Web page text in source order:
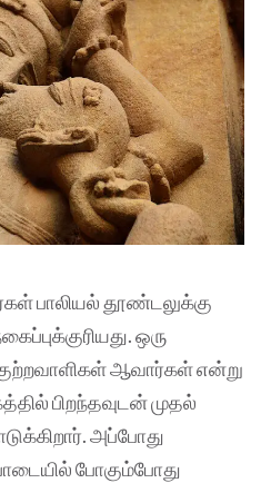
பாலியல் தூண்டலுக்கு
ஒரு
ஆவார்கள் என்று
பிறந்தவுடன் முதல்
அப்போது
போகும்போது